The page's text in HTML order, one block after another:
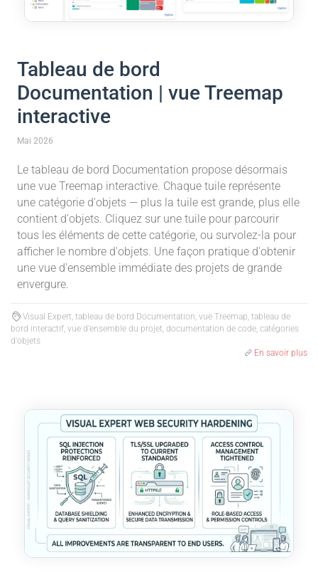
Tableau de bord
Documentation | vue Treemap
interactive
Mai 2026
Le tableau de bord Documentation propose désormais
une vue Treemap interactive. Chaque tuile représente
une catégorie d'objets — plus la tuile est grande, plus elle
contient d'objets. Cliquez sur une tuile pour parcourir
tous les éléments de cette catégorie, ou survolez-la pour
afficher le nombre d'objets. Une façon pratique d'obtenir
une vue d'ensemble immédiate des projets de grande
envergure.
Visual Expert, tableau de bord Documentation, vue Treemap, tableau de
bord interactif, vue d'ensemble du projet, documentation de code, catégories
d'objets
En savoir plus